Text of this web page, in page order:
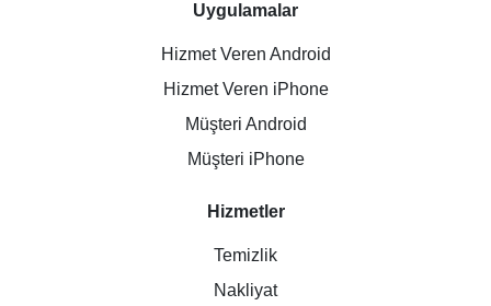
Uygulamalar
Hizmet Veren Android
Hizmet Veren iPhone
Müşteri Android
Müşteri iPhone
Hizmetler
Temizlik
Nakliyat